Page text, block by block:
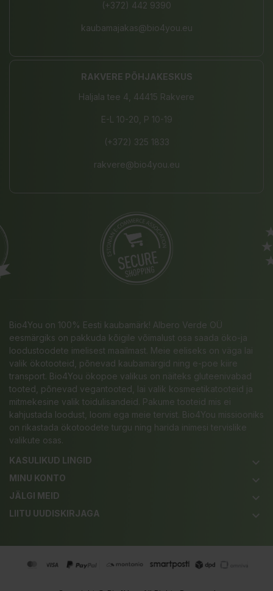
(+372) 442 9390
kaubamajakas@bio4you.eu
RAKVERE PÕHJAKESKUS
Haljala tee 4, 44415 Rakvere
E-L 10-20, P 10-19
(+372) 325 1833
rakvere@bio4you.eu
Bio4You on 100% Eesti kaubamärk! Albero Verde OÜ
eesmärgiks on pakkuda kõigile võimalust osa saada öko-ja
loodustoodete imelisest maailmast. Meie eeliseks on väga lai
valik ökotooteid, põnevad kaubamärgid ning e-poe kiire
transport. Bio4You ökopoe valikus on näiteks gluteenivabad
tooted, põnevad vegantooted, lai valik kosmeetikatooteid ja
mitmekesine valik toidulisandeid. Pakume tooteid mis ei
kahjustada loodust, loomi ega meie tervist. Bio4You missiooniks
on rikastada ökotoodete turgu ning harida inimesi tervislike
valikute osas.
KASULIKUD LINGID
keyboard_arrow_down
MINU KONTO keyboard_arrow_down
JÄLGI MEID keyboard_arrow_down
LIITU UUDISKIRJAGA keyboard_arrow_down